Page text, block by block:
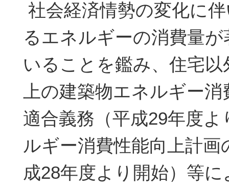
社会経済情勢の変化に
るエネルギーの消費量
いることを鑑み、住宅
上の建築物エネルギー
適合義務（平成29年度
ルギー消費性能向上計画
成28年度より開始）等